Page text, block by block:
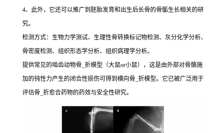
4、此外，它还可以推广到胚胎发育和出生后长骨的骨骺生长相关的研
究。
检测方式：生物力学测试、生理性骨转换标记物检测、灰分化学分析、
骨密度检测、组织形态学分析、组织病理学分析。
提供常见的啮齿动物骨_折模型（大鼠or小鼠），这是由外部对骨骼施
加的钝性力产生的闭合性损伤可得到横向骨_折模型。它已被广泛用于
评估骨_折愈合药物的药效与安全性研究。